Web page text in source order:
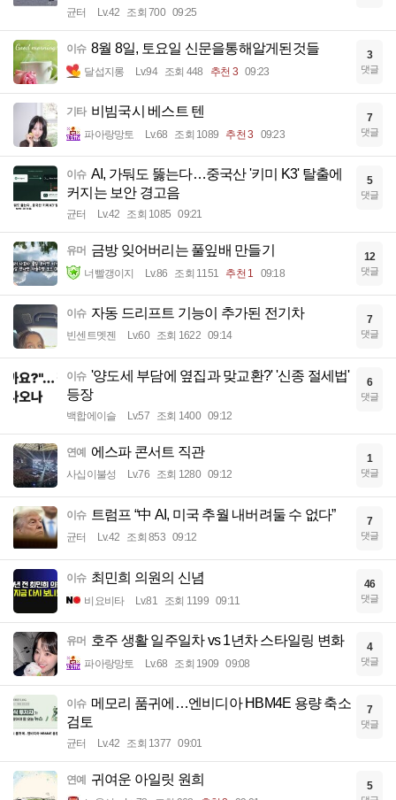
균터 Lv.42 조회 700 09:25
이슈 8월 8일, 토요일 신문을통해알게된것들
달섭지롱 Lv.94 조회 448 추천 3 09:23
3
댓글
기타 비빔국시 베스트 텐
파아랑망토 Lv.68 조회 1089 추천 3 09:23
7
댓글
이슈 AI, 가둬도 뚫는다…중국산 '키미 K3' 탈출에
커지는 보안 경고음
균터 Lv.42 조회 1085 09:21
5
댓글
유머 금방 잊어버리는 풀잎배 만들기
너빨갱이지 Lv.86 조회 1151 추천 1 09:18
12
댓글
이슈 자동 드리프트 기능이 추가된 전기차
빈센트멧젠 Lv.60 조회 1622 09:14
7
댓글
이슈 '양도세 부담에 옆집과 맞교환?' '신종 절세법'
등장
백합에이슬 Lv.57 조회 1400 09:12
6
댓글
연예 에스파 콘서트 직관
사십이불성 Lv.76 조회 1280 09:12
1
댓글
이슈 트럼프 “中 AI, 미국 추월 내버려둘 수 없다”
균터 Lv.42 조회 853 09:12
7
댓글
이슈 최민희 의원의 신념
비요비타 Lv.81 조회 1199 09:11
46
댓글
유머 호주 생활 일주일차 vs 1년차 스타일링 변화
파아랑망토 Lv.68 조회 1909 09:08
4
댓글
이슈 메모리 품귀에…엔비디아 HBM4E 용량 축소
검토
균터 Lv.42 조회 1377 09:01
7
댓글
연예 귀여운 아일릿 원희 5